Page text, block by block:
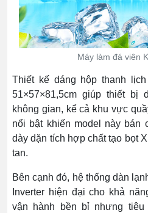
Máy làm đá viên
Thiết kế dáng hộp thanh
51×57×81,5cm giúp thiết bị
không gian, kể cả khu vực
nổi bật khiến model này bán
dày dặn tích hợp chất tạo bọt
tan.
Bên cạnh đó, hệ thống dàn
Inverter hiện đại cho khả
vận hành bền bỉ nhưng